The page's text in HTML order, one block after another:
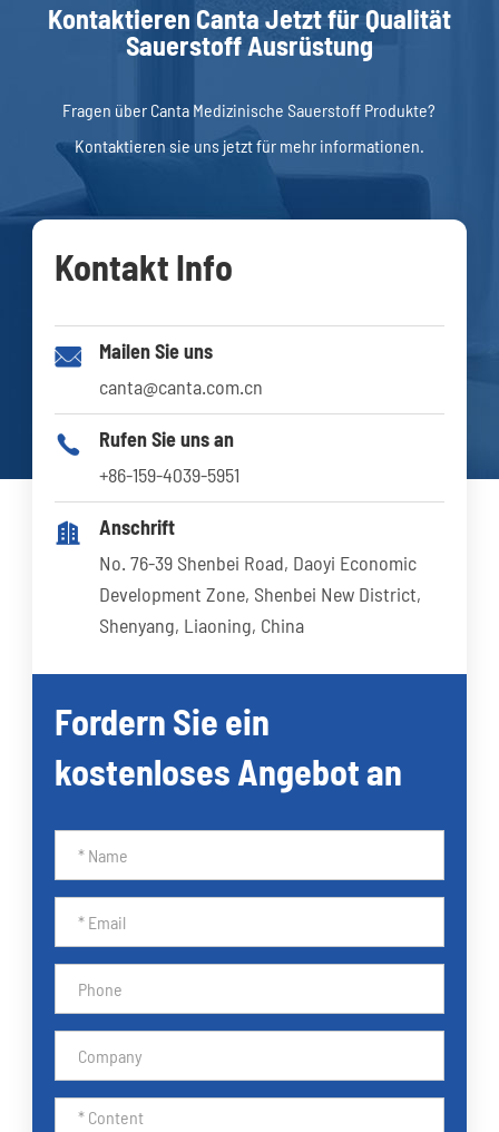
Kontaktieren Canta Jetzt für Qualität
Sauerstoff Ausrüstung
Fragen über Canta Medizinische Sauerstoff Produkte?
Kontaktieren sie uns jetzt für mehr informationen.
Kontakt Info

Mailen Sie uns
canta@canta.com.cn

Rufen Sie uns an
+86-159-4039-5951

Anschrift
No. 76-39 Shenbei Road, Daoyi Economic
Development Zone, Shenbei New District,
Shenyang, Liaoning, China
Fordern Sie ein
kostenloses Angebot an